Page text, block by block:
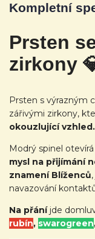
Kompletní
Prsten
zirkony
Prsten s výrazným
zářivými zirkony,
okouzlující vzhled.
Modrý spinel
mysl na přijímání
znamení Blíženců
navazování
Na přání jde
rubín, swarogreen